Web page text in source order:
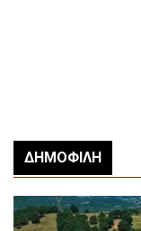
ΔΗΜΟΦΙΛΉ